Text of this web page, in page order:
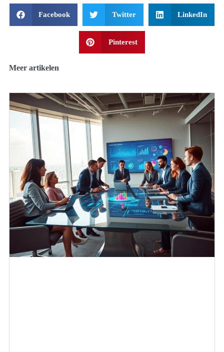
Facebook Twitter LinkedIn
Pinterest
Meer artikelen